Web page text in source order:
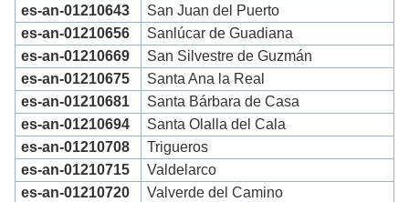
es-an-01210643
San Juan del Puerto
es-an-01210656
Sanlúcar de Guadiana
es-an-01210669
San Silvestre de Guzmán
es-an-01210675
Santa Ana la Real
es-an-01210681
Santa Bárbara de Casa
es-an-01210694
Santa Olalla del Cala
es-an-01210708
Trigueros
es-an-01210715
Valdelarco
es-an-01210720
Valverde del Camino